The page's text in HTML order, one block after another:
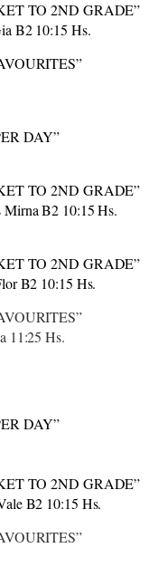
TO 2ND GRADE”
B2 10:15 Hs.
DAY”
TO 2ND GRADE”
B2 10:15 Hs.
TO 2ND GRADE”
B2 10:15 Hs.
11:25 Hs.
DAY”
TO 2ND GRADE”
B2 10:15 Hs.